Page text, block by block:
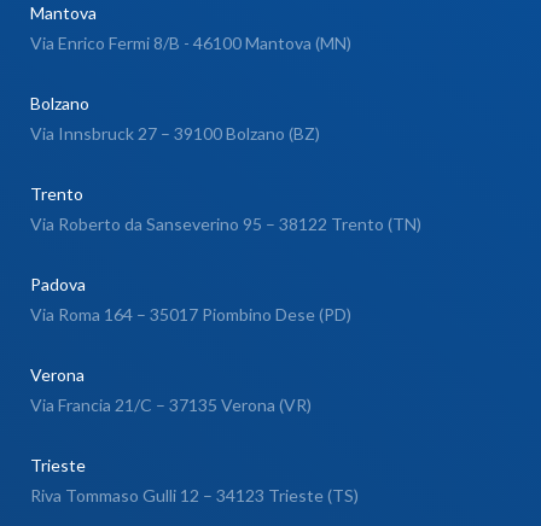
Mantova
Via Enrico Fermi 8/B - 46100 Mantova (MN)
Bolzano
Via Innsbruck 27 – 39100 Bolzano (BZ)
Trento
Via Roberto da Sanseverino 95 – 38122 Trento (TN)
Padova
Via Roma 164 – 35017 Piombino Dese (PD)
Verona
Via Francia 21/C – 37135 Verona (VR)
Trieste
Riva Tommaso Gulli 12 – 34123 Trieste (TS)